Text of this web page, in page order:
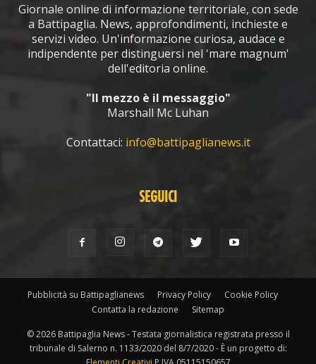
Giornale online di informazione territoriale, con sede
a Battipaglia. News, approfondimenti, inchieste e
servizi video. Un'informazione curiosa, audace e
indipendente per distinguersi nel 'mare magnum'
dell'editoria online.
"Il mezzo è il messaggio"
Marshall Mc Luhan
Contattaci: info@battipaglianews.it
SEGUICI
Pubblicità su Battipaglianews Privacy Policy
Cookie Policy
Contatta la redazione
Sitemap
© 2026 Battipaglia News - Testata giornalistica registrata presso il
tribunale di Salerno n. 1133/2020 del 8/7/2020 - È un progetto di: